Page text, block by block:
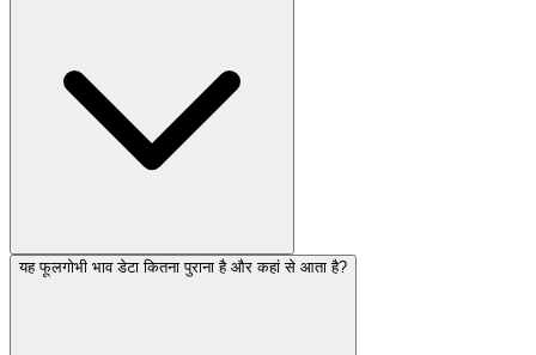
यह फूलगोभी भाव डेटा कितना पुराना है और कहां से आता है?